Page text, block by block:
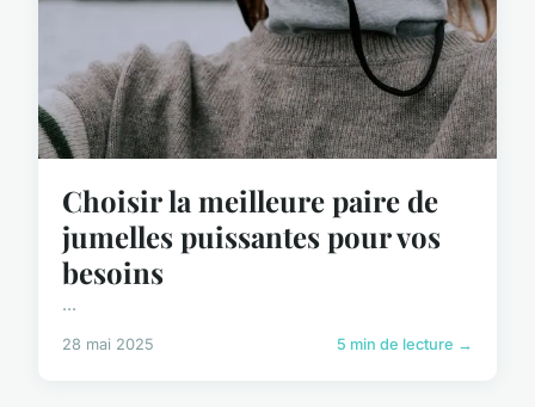
Choisir la meilleure paire de
jumelles puissantes pour vos
besoins
...
28 mai 2025 5 min de lecture →